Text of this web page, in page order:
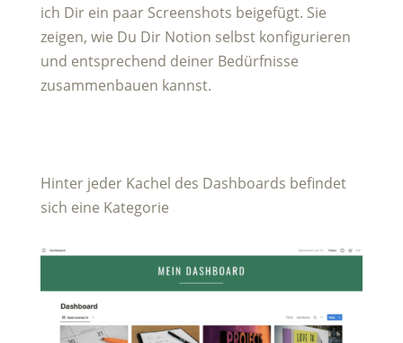
ich Dir ein paar Screenshots beigefügt. Sie
zeigen, wie Du Dir Notion selbst konfigurieren
und entsprechend deiner Bedürfnisse
zusammenbauen kannst.
Hinter jeder Kachel des Dashboards befindet
sich eine Kategorie